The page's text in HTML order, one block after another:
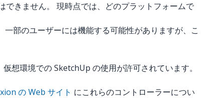
きません。 現時点では、どのプラットフォームで
部のユーザーには機能する可能性がありますが、こ
想環境での SketchUp の使用が許可されています。
の Web サイト にこれらのコントローラーについ